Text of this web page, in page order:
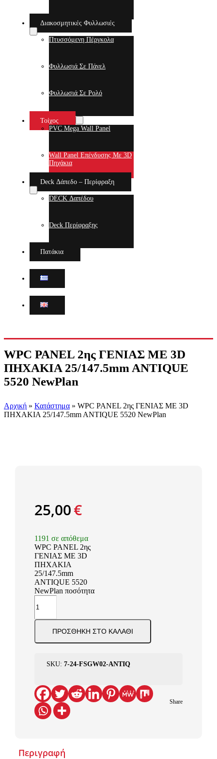
Διακοσμητικές Φυλλωσιές
Πτυσσόμενη Πέργκολα
Φυλλωσιά Σε Πάνελ
Φυλλωσιά Σε Ρολό
Τοίχος
PVC Mega Wall Panel
Wall Panel Επένδυσης Με 3D
Πηχάκια
Deck Δάπεδο – Περίφραξη
DECK Δαπέδου
Deck Περίφραξης
Πατάκια
WPC PANEL 2ης ΓΕΝΙΑΣ ΜΕ 3D
ΠΗΧΑΚΙΑ 25/147.5mm ANTIQUE
5520 NewPlan
Αρχική » Κατάστημα » WPC PANEL 2ης ΓΕΝΙΑΣ ΜΕ 3D
ΠΗΧΑΚΙΑ 25/147.5mm ANTIQUE 5520 NewPlan
25,00€
1191 σε απόθεμα
WPC PANEL 2ης
ΓΕΝΙΑΣ ΜΕ 3D
ΠΗΧΑΚΙΑ
25/147.5mm
ANTIQUE 5520
NewPlan ποσότητα
ΠΡΟΣΘΉΚΗ ΣΤΟ ΚΑΛΆΘΙ
SKU: 7-24-FSGW02-ANTIQ
Share
Περιγραφή